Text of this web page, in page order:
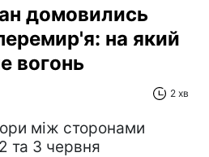
домовились
на який
вогонь
2 хв
між сторонами
та 3 червня